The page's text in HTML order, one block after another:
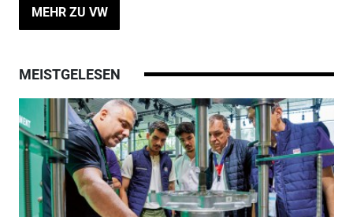
MEHR ZU VW
MEISTGELESEN